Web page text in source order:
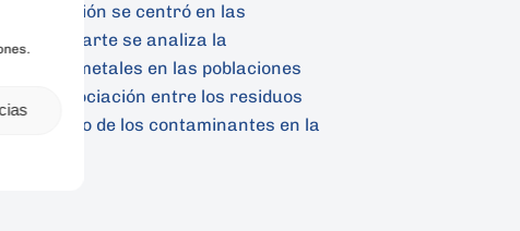
se centró en las
parte se analiza la
y metales en las poblaciones
asociación entre los residuos
impacto de los contaminantes en la